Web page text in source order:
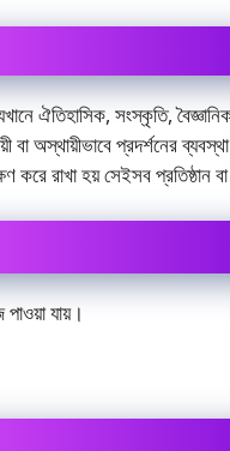
ঐতিহাসিক, সংস্কৃতি,
বা অস্থায়ীভাবে প্রদর্শনের
করে রাখা হয় সেইসব
পাওয়া যায়।